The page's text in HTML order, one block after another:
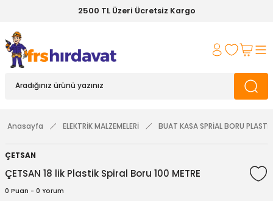
2500 TL Üzeri Ücretsiz Kargo
Anasayfa ELEKTRİK MALZEMELERİ BUAT KASA SPRİAL BORU
ÇETSAN
ÇETSAN 18 lik Plastik Spiral Boru 100 METRE
0 Puan - 0 Yorum